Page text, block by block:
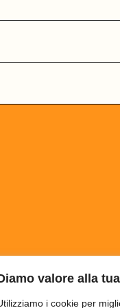
valore alla
i cookie per